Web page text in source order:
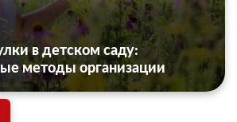
в детском саду:
методы организации